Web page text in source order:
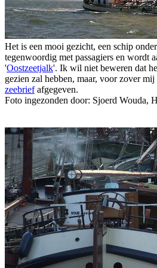
Het is een mooi gezicht, een schip onder
tegenwoordig met passagiers en wordt
'Oostzeetjalk'. Ik wil niet beweren dat
gezien zal hebben, maar, voor zover
zeebriefafgegeven.
Foto ingezonden door: Sjoerd Wouda,